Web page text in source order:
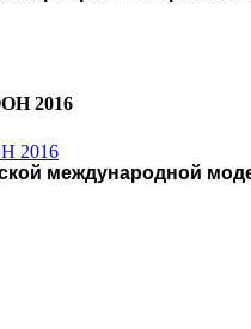
2016
международной